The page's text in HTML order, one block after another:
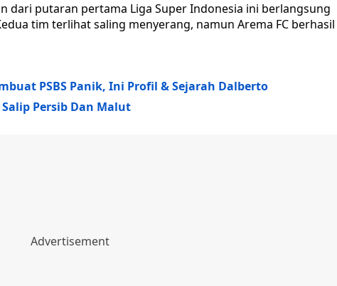
dari putaran pertama Liga Super Indonesia ini berlangsung
tim terlihat saling menyerang, namun Arema FC berhasil
PSBS Panik, Ini Profil & Sejarah Dalberto
Persib Dan Malut